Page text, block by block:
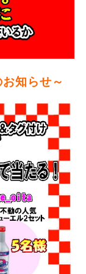
知らせ～